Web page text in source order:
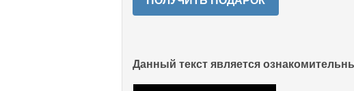
Данный текст является